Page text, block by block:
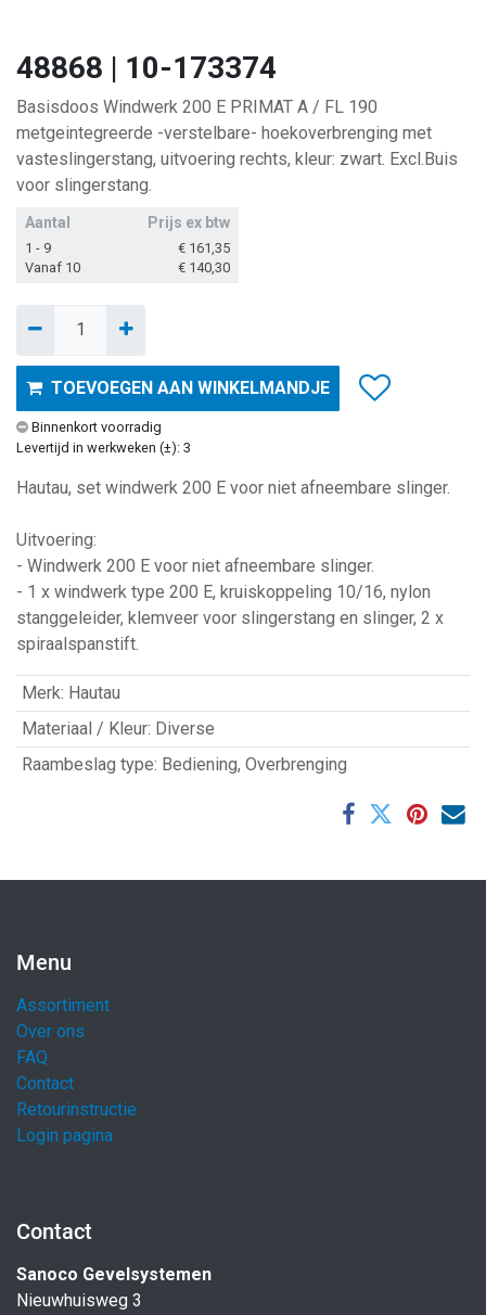
48868 | 10-173374
Basisdoos Windwerk 200 E PRIMAT A / FL 190
metgeintegreerde -verstelbare- hoekoverbrenging met
vasteslingerstang, uitvoering rechts, kleur: zwart. Excl.Buis
voor slingerstang.
Aantal Prijs ex btw
1 - 9 € 161,35
Vanaf 10
€ 140,30
TOEVOEGEN AAN WINKELMANDJE
Binnenkort voorradig
Levertijd in werkweken (±): 3
Hautau, set windwerk 200 E voor niet afneembare slinger.
Uitvoering:
- Windwerk 200 E voor niet afneembare slinger.
- 1 x windwerk type 200 E, kruiskoppeling 10/16, nylon
stanggeleider, klemveer voor slingerstang en slinger, 2 x
spiraalspanstift.
Merk: Hautau
Materiaal / Kleur: Diverse
Raambeslag type: Bediening, Overbrenging
Menu
Assortiment
Over ons
FAQ
Contact
Retourinstructie
Login pagina
Contact
Sanoco Gevelsystemen
Nieuwhuisweg 3